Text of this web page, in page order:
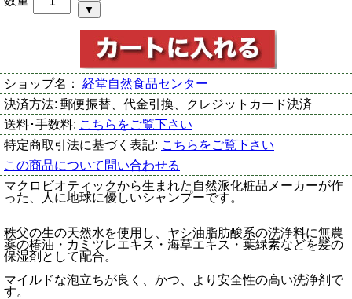
ショップ名： 経堂自然食品センター
決済方法: 郵便振替、代金引換、クレジットカード決済
送料･手数料: こちらをご覧下さい
特定商取引法に基づく表記: こちらをご覧下さい
この商品について問い合わせる
マクロビオティックから生まれた自然派化粧品メーカーが作
った、人に地球に優しいシャンプーです。
秩父の生の天然水を使用し、ヤシ油脂肪酸系の洗浄料に無農
薬の椿油・カミツレエキス・海草エキス・葉緑素などを髪の
保湿剤として配合。
マイルドな泡立ちが良く、かつ、より安全性の高い洗浄剤で
す。